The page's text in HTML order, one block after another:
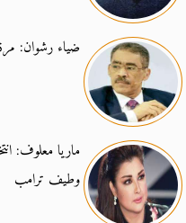
ضياء رشوان:
ماريا معلوف:
وطيف ترامب